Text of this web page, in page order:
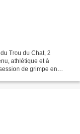
Trou du Chat, 2
athlétique et à
de grimpe en